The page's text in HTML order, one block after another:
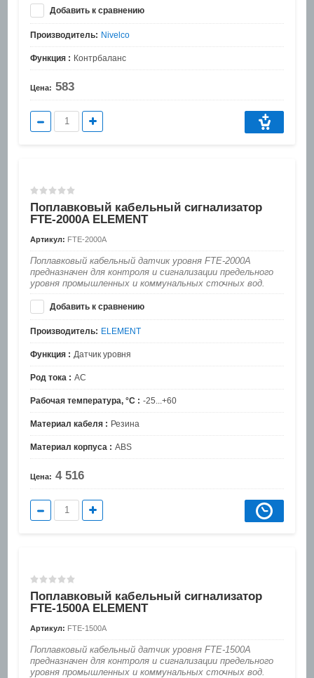
Добавить к сравнению
Производитель: Nivelco
Функция : Контрбаланс
Цена: 583
Поплавковый кабельный сигнализатор
FTE-2000A ELEMENT
Артикул: FTE-2000A
Поплавковый кабельный датчик уровня FTE-2000А
предназначен для контроля и сигнализации предельного
уровня промышленных и коммунальных сточных вод.
Добавить к сравнению
Производитель: ELEMENT
Функция : Датчик уровня
Род тока : AC
Рабочая температура, °C : -25...+60
Материал кабеля : Резина
Материал корпуса : ABS
Цена: 4 516
Поплавковый кабельный сигнализатор
FTE-1500A ELEMENT
Артикул: FTE-1500A
Поплавковый кабельный датчик уровня FTE-1500А
предназначен для контроля и сигнализации предельного
уровня промышленных и коммунальных сточных вод.